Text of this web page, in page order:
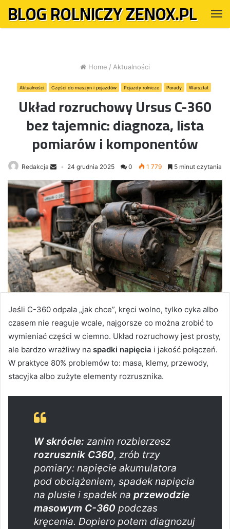
BLOG ROLNICZY ZENOX.PL
Home / Aktualności
Aktualności Części do maszyn i pojazdów Pojazdy rolnicze Porady Warsztat
Układ rozruchowy Ursus C-360
bez tajemnic: diagnoza, lista
pomiarów i komponentów
Redakcja 24 grudnia 2025 0 1 779 5 minut czytania
Jeśli C-360 odpala „jak chce”, kręci wolno, tylko cyka albo
czasem nie reaguje wcale, najgorsze co można zrobić to
wymieniać części w ciemno. Układ rozruchowy jest prosty,
ale bardzo wrażliwy na spadki napięcia i jakość połączeń.
W praktyce 80% problemów to: masa, klemy, przewody,
stacyjka albo zużyte elementy rozrusznika.
W skrócie: zanim rozbierzesz
rozrusznik C360, zrób trzy
pomiary: napięcie akumulatora
pod obciążeniem, spadek napięcia
na plusie i spadek na przewodzie
masowym C-360 podczas
kręcenia. Dopiero potem diagnozuj